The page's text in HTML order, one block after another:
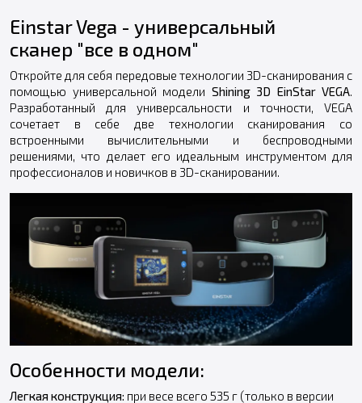
Einstar Vega - универсальный
сканер "все в одном"
Откройте для себя передовые технологии 3D-сканирования с
помощью универсальной модели Shining 3D EinStar VEGA
Разработанный для универсальности и точности, VEGA
сочетает в себе две технологии сканирования со
встроенными вычислительными и беспроводными
решениями, что делает его идеальным инструментом для
профессионалов и новичков в 3D-сканировании.
Особенности модели:
Легкая конструкция: при весе всего 535 г (только в версии